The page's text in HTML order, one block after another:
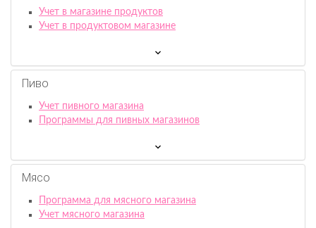
Учет в магазине продуктов
Учет в продуктовом магазине
Пиво
Учет пивного магазина
Программы для пивных магазинов
Мясо
Программа для мясного магазина
Учет мясного магазина